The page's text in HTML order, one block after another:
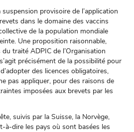
suspension provisoire de l’application
dans le domaine des vaccins
de la population mondiale
Une proposition raisonnable,
traité ADPIC de l’Organisation
précisément de la possibilité pour
des licences obligatoires,
pas appliquer, pour des raisons de
imposées aux brevets par les
suivis par la Suisse, la Norvège,
à-dire les pays où sont basées les